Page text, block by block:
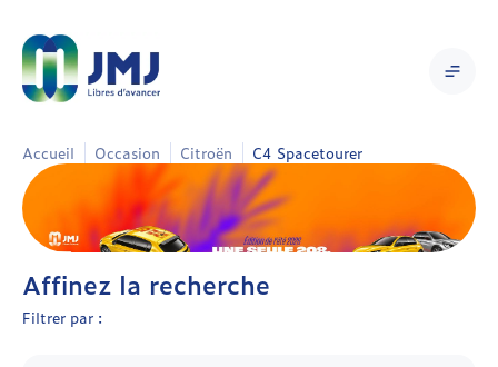
Accueil Occasion Citroën C4 Spacetourer
Affinez la recherche
Filtrer par :